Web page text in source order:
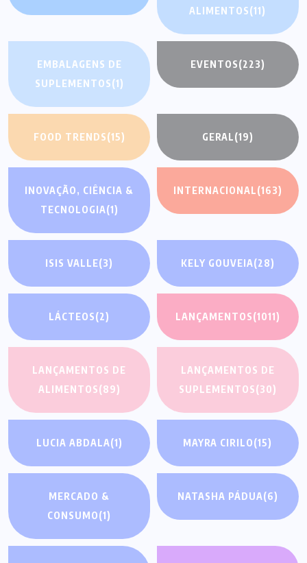
ALIMENTOS(11)
EMBALAGENS DE
SUPLEMENTOS(1)
EVENTOS(223)
FOOD TRENDS(15) GERAL(19)
INOVAÇÃO, CIÊNCIA &
TECNOLOGIA(1)
INTERNACIONAL(163)
ISIS VALLE(3) KELY GOUVEIA(28)
LÁCTEOS(2) LANÇAMENTOS(1011)
LANÇAMENTOS DE
ALIMENTOS(89)
LANÇAMENTOS DE
SUPLEMENTOS(30)
LUCIA ABDALA(1) MAYRA CIRILO(15)
MERCADO &
CONSUMO(1)
NATASHA PÁDUA(6)